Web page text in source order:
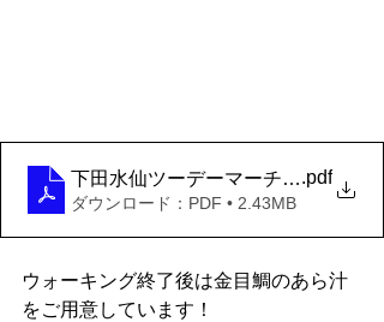
下田水仙ツーデーマーチチラシ
.pdf
ダウンロード：PDF • 2.43MB
ウォーキング終了後は金目鯛のあら汁
をご用意しています！